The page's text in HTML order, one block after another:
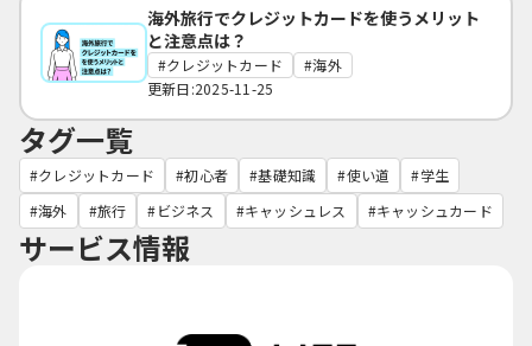
海外旅行でクレジットカードを使うメリット
と注意点は？
クレジットカード
海外
更新日:2025-11-25
タグ一覧
クレジットカード 初心者 基礎知識 使い道
学生
海外
旅行 ビジネス キャッシュレス キャッシュカード
サービス情報